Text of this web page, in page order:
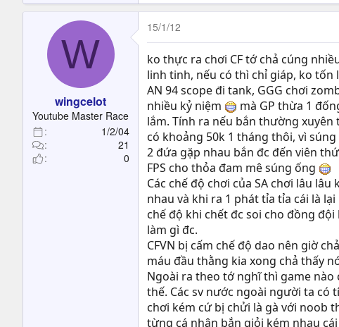
W
wingcelot
Youtube Master Race
1/2/04
21
0
15/1/12
ko thực ra chơi CF tớ chả cúng
linh tinh, nếu có thì chỉ giáp, ko tốn
AN 94 scope đi tank, GGG chơi
nhiều kỷ niệm
mà GP thừa 1
lắm. Tính ra nếu bắn thường
có khoảng 50k 1 tháng thôi, vì
2 đứa gặp nhau bắn đc đến viên
FPS cho thỏa đam mê súng ống
Các chế độ chơi của SA chơi lâu
nhau và khi ra 1 phát tỉa tỉa cái là
chế độ khi chết đc soi cho đồng
làm gì đc.
CFVN bị cấm chế độ dao nên giờ
máu đầu thằng kia xong chả thấy
Ngoài ra theo tớ nghĩ thì game nào
thế. Các sv nước ngoài người ta
chơi kém cứ bị chửi là gà với noob
từng cá nhân bắn giỏi kém nhau